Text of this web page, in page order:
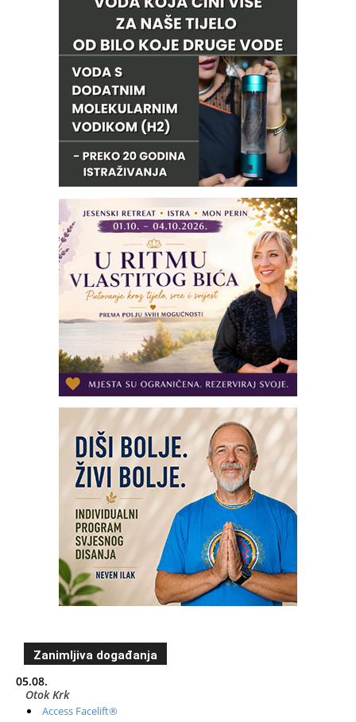
Zanimljiva događanja
05.08.
Otok Krk
Access Facelift®